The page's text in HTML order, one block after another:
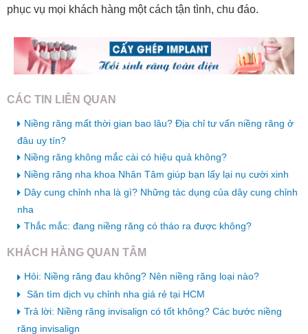
phục vụ mọi khách hàng một cách tận tình, chu đáo.
CÁC TIN LIÊN QUAN
Niềng răng mất thời gian bao lâu? Địa chỉ tư vấn niềng răng ở
đâu uy tín?
Niềng răng không mắc cài có hiệu quả không?
Niềng răng nha khoa Nhân Tâm giúp bạn lấy lại nụ cười xinh
Dây cung chỉnh nha là gì? Những tác dụng của dây cung chỉnh
nha
Thắc mắc: đang niềng răng có tháo ra được không?
KHÁCH HÀNG QUAN TÂM
Hỏi: Niềng răng đau không? Nên niềng răng loại nào?
Săn tìm dịch vụ chỉnh nha giá rẻ tại HCM
Trả lời: Niềng răng invisalign có tốt không? Các bước niềng
răng invisalign